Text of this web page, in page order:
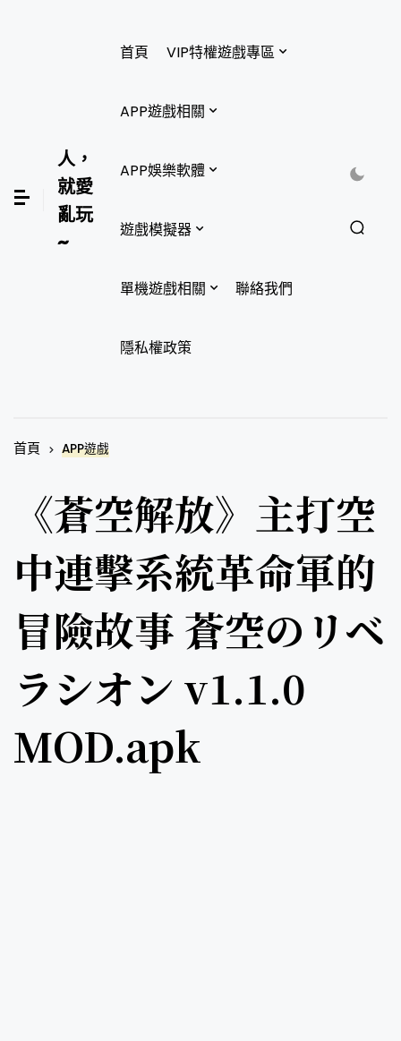
人，
就愛
亂玩
~
首頁 VIP特權遊戲專區
APP遊戲相關
APP娛樂軟體
遊戲模擬器
單機遊戲相關 聯絡我們
隱私權政策
首頁 APP遊戲
《蒼空解放》主打空
中連擊系統革命軍的
冒險故事 蒼空のリベ
ラシオン v1.1.0
MOD.apk